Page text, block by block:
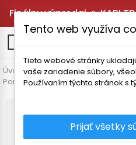
Finálny výpredaj 🔥KARI
Úvodná stránka Pánske
Ponožky a podkolienky
MUND
Tento web využíva
Tieto webové stránky
vaše zariadenie súbory,
Používaním týchto stránok s
Prijať všetky